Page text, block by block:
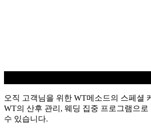
오직 고객님을 위한 WT메소드의 스페셜
WT의 산후 관리, 웨딩 집중 프로그램으
수 있습니다.